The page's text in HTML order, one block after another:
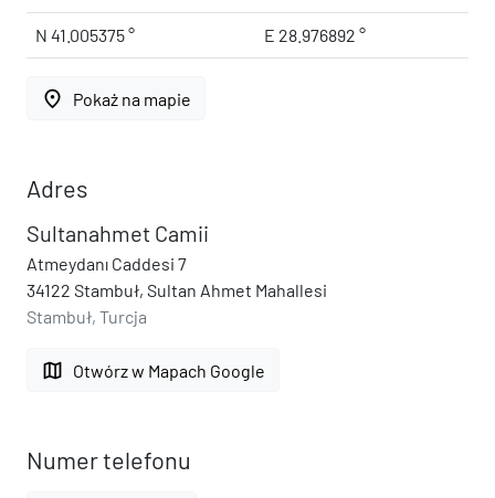
N 41.005375 ° E 28.976892 °
place Pokaż na mapie
Adres
Sultanahmet Camii
Atmeydanı Caddesi 7
34122 Stambuł, Sultan Ahmet Mahallesi
Stambuł, Turcja
map Otwórz w Mapach Google
Numer telefonu